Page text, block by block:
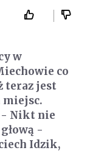
w
co
teraz jest
miejsc.
- Nikt nie
-
Idzik,